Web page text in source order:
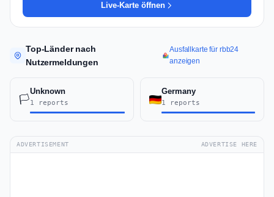
Live-Karte öffnen
Top-Länder nach
Nutzermeldungen
Ausfallkarte für rbb24
anzeigen
🏳️
Unknown
1 reports
Germany
1 reports
ADVERTISEMENT ADVERTISE HERE